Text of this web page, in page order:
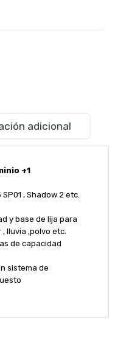
adicional
+1
, Shadow 2 etc.
y base de lija para
lluvia ,polvo etc.
de capacidad
sistema de